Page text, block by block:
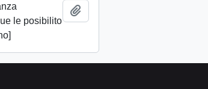
le posibilito